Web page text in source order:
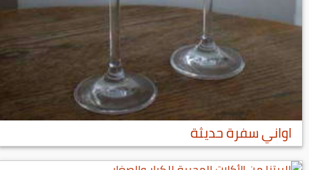
اواني سفرة حديثة